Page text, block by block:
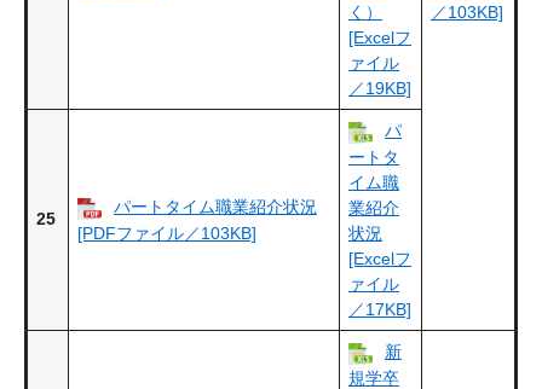
／103KB]
く）
[Excelフ
ァイル
／19KB]
25
パートタイム職業紹介状況
[PDFファイル／103KB]
パ
ートタ
イム職
業紹介
状況
[Excelフ
ァイル
／17KB]
新
規学卒